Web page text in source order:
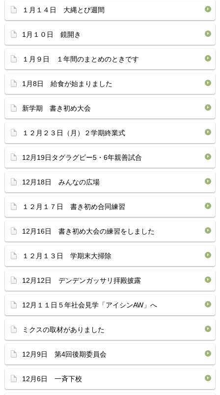
１月１４日 大縄とび週間
1月１０日 鏡開き
１月９日 １年間のまとめのときです
1月8日 給食が始まりました
新学期 書き初め大会
１２月２３日（月）２学期終業式
12月19日タグラグビー5・6年親善試合
12月18日 みんなの広場
１２月１７日 書き初め合同練習
12月16日 書き初め大会の練習をしました
１２月１３日 学期末大掃除
12月12日 デンデンガッサリ拝殿披露
12月１１日５年社会見学「アイシンAW」へ
ミクスの取材がありました
12月9日 第4回後期委員会
12月6日 一斉下校